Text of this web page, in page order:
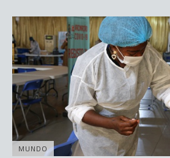
MUNDO